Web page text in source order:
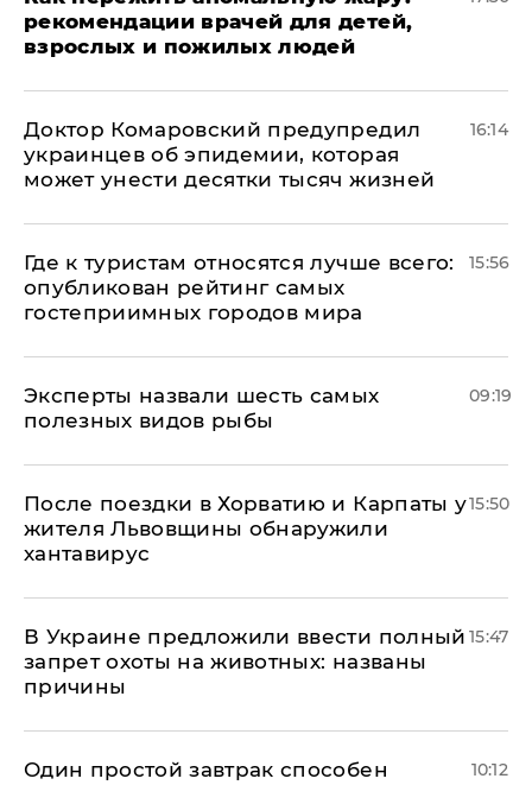
рекомендации врачей для детей,
взрослых и пожилых людей
Доктор Комаровский предупредил
украинцев об эпидемии, которая
может унести десятки тысяч жизней
16:14
Где к туристам относятся лучше всего:
опубликован рейтинг самых
гостеприимных городов мира
15:56
Эксперты назвали шесть самых
полезных видов рыбы
09:19
После поездки в Хорватию и Карпаты у
жителя Львовщины обнаружили
хантавирус
15:50
В Украине предложили ввести полный
запрет охоты на животных: названы
причины
15:47
Один простой завтрак способен
10:12